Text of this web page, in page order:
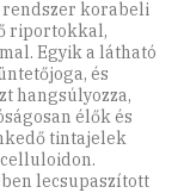
rendszer korabeli
riportokkal,
Egyik a látható
és
hangsúlyozza,
élők és
tintajelek
lecsupaszított